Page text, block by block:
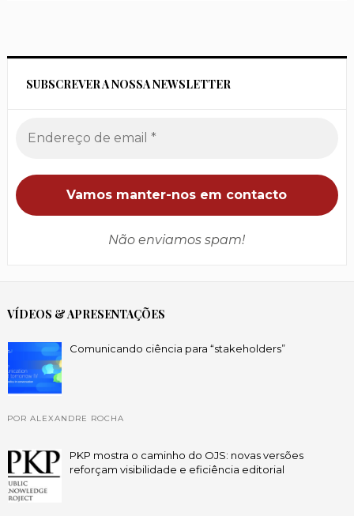
SUBSCREVER A NOSSA NEWSLETTER
Não enviamos spam!
VÍDEOS & APRESENTAÇÕES
Comunicando ciência para “stakeholders”
POR ALEXANDRE ROCHA
PKP mostra o caminho do OJS: novas versões
reforçam visibilidade e eficiência editorial